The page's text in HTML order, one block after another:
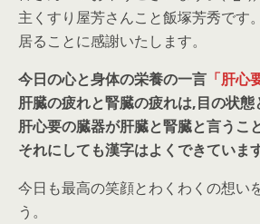
主くすり屋芳さんこと飯塚芳秀です
居ることに感謝いたします。
今日の心と身体の栄養の一言 「肝心
肝臓の疲れと腎臓の疲れは,目の状態
肝心要の臓器が肝臓と腎臓と言うこ
それにしても漢字はよくできていま
今日も最高の笑顔とわくわくの想い
う。